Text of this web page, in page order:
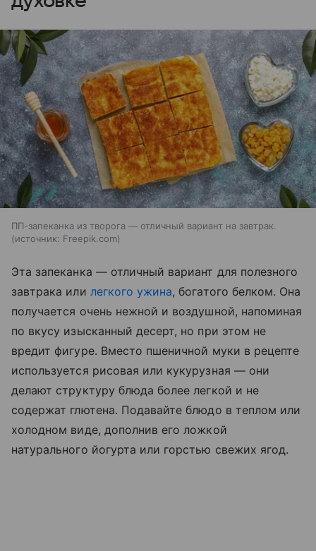
ПП-запеканка из творога — отличный вариант на завтрак.
источник: Freepik.com
Эта запеканка — отличный вариант для полезного
завтрака или легкого ужина, богатого белком. Она
получается очень нежной и воздушной, напоминая
по вкусу изысканный десерт, но при этом не
вредит фигуре. Вместо пшеничной муки в рецепте
используется рисовая или кукурузная — они
делают структуру блюда более легкой и не
содержат глютена. Подавайте блюдо в теплом или
холодном виде, дополнив его ложкой
натурального йогурта или горстью свежих ягод.